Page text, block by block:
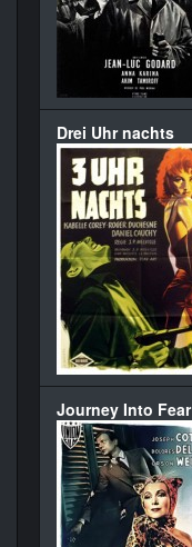
Drei Uhr nachts
Journey Into Fear